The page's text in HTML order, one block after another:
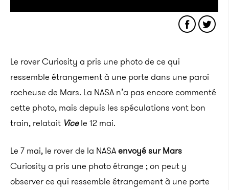
Le rover Curiosity a pris une photo de ce qui
ressemble étrangement à une porte dans une paroi
rocheuse de Mars. La NASA n’a pas encore commenté
cette photo, mais depuis les spéculations vont bon
train, relatait Vicele 12 mai.
Le 7 mai, le rover de la NASAenvoyé sur Mars
Curiosity a pris une photo étrange ; on peut y
observer ce qui ressemble étrangement à une porte